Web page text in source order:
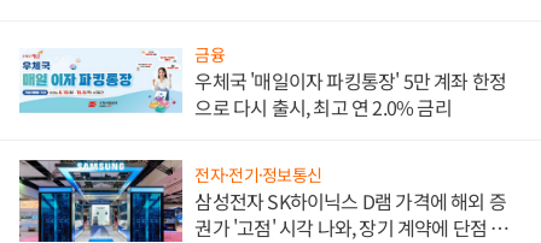
금융
우체국 '매일이자 파킹통장' 5만 계좌 한정
으로 다시 출시, 최고 연 2.0% 금리
전자·전기·정보통신
삼성전자 SK하이닉스 D램 가격에 해외 증
권가 '고점' 시각 나와, 장기 계약에 단점 부